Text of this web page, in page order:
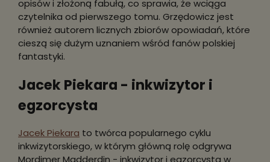
opisów i złożoną fabułą, co sprawia, że wciąga
czytelnika od pierwszego tomu. Grzędowicz jest
również autorem licznych zbiorów opowiadań, które
cieszą się dużym uznaniem wśród fanów polskiej
fantastyki.
Jacek Piekara - inkwizytor i
egzorcysta
Jacek Piekara to twórca popularnego cyklu
inkwizytorskiego, w którym główną rolę odgrywa
Mordimer Madderdin - inkwizytor i egzorcysta w